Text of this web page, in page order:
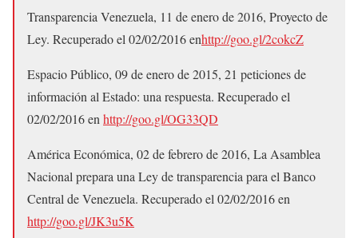
Transparencia Venezuela, 11 de enero de 2016, Proyecto de
Ley. Recuperado el 02/02/2016 enhttp://goo.gl/2cokcZ
Espacio Público, 09 de enero de 2015, 21 peticiones de
información al Estado: una respuesta. Recuperado el
02/02/2016 enhttp://goo.gl/OG33QD
América Económica, 02 de febrero de 2016, La Asamblea
Nacional prepara una Ley de transparencia para el Banco
Central de Venezuela. Recuperado el 02/02/2016 en
http://goo.gl/JK3u5K